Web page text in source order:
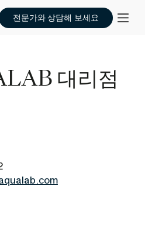
전문가와 상담해 보세요
대리점